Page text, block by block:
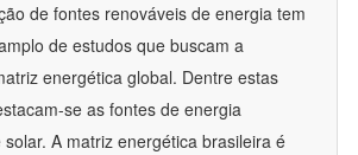
de fontes renováveis de energia tem
de estudos que buscam a
energética global. Dentre estas
se as fontes de energia
A matriz energética brasileira é